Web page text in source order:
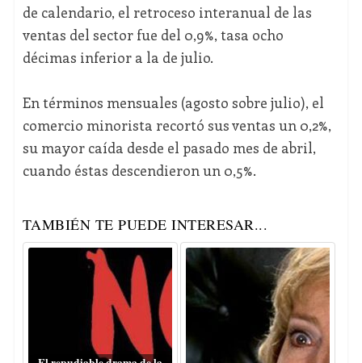
de calendario, el retroceso interanual de las
ventas del sector fue del 0,9%, tasa ocho
décimas inferior a la de julio.
En términos mensuales (agosto sobre julio), el
comercio minorista recortó sus ventas un 0,2%,
su mayor caída desde el pasado mes de abril,
cuando éstas descendieron un 0,5%.
TAMBIÉN TE PUEDE INTERESAR...